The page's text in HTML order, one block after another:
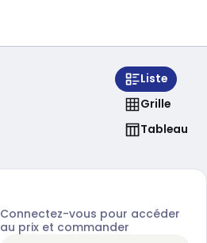
Liste
Grille
Tableau
Connectez-vous pour accéder
au prix et commander